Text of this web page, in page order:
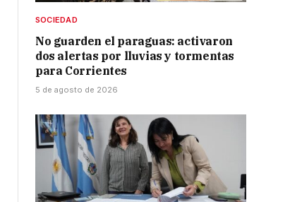
SOCIEDAD
No guarden el paraguas: activaron
dos alertas por lluvias y tormentas
para Corrientes
5 de agosto de 2026